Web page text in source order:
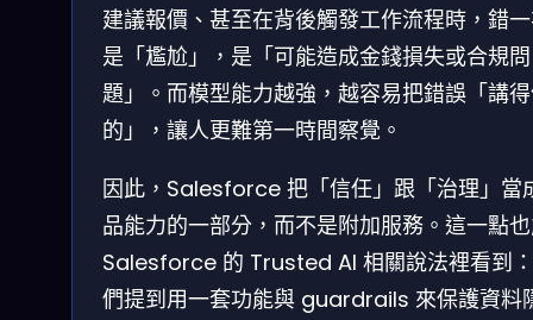
建議報價、甚至在背後觸發工作流程時，錯
是「尷尬」，是「可能造成金錢損失或合規問
題」。而模型能力越強，越容易把錯誤「講
的」，讓人更難第一時間察覺。
因此，Salesforce 把「信任」跟「治理」當
品能力的一部分，而不是附加服務。這一點
Salesforce 的 Trusted AI 相關說法裡看到
們提到用一套功能與 guardrails 來保護資料